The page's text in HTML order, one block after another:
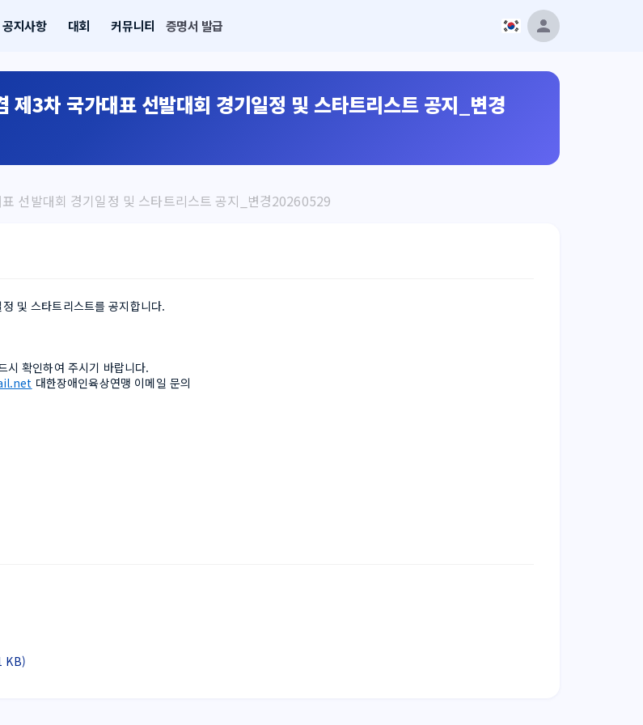
공지사항 대회 커뮤니티 증명서 발급
3차 국가대표 선발대회 경기일정 및 스타트리스트 공지_변경
선발대회 경기일정 및 스타트리스트 공지_변경20260529
및 스타트리스트를 공지합니다.
확인하여 주시기 바랍니다.
대한장애인육상연맹 이메일 문의
KB)